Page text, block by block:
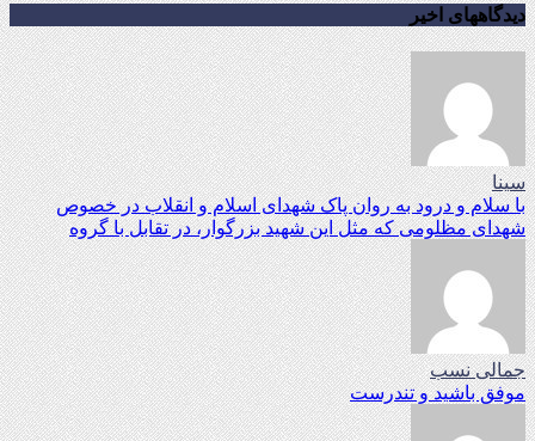
دیدگاههای اخیر
سینا
با سلام و درود به روان پاک شهدای اسلام و انقلاب در خصوص
شهدای مظلومی که مثل این شهید بزرگوار، در تقابل با گروه
جمالی نسب
موفق باشید و تندرست